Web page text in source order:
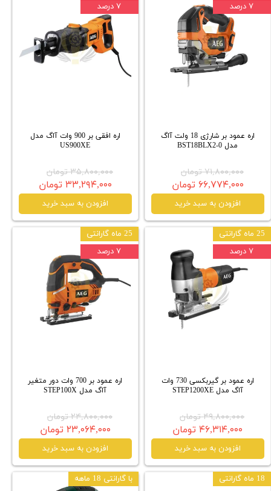
اره عمود بر شارژی 18 ولت آاگ
مدل BST18BLX2-0
۷۱,۸۰۰,۰۰۰ تومان
۶۶,۷۷۴,۰۰۰ تومان
افزودن به سبد خرید
۷ درصد
اره افقی بر 900 وات آاگ مدل
US900XE
۳۵,۸۰۰,۰۰۰ تومان
۳۳,۲۹۴,۰۰۰ تومان
افزودن به سبد خرید
۷ درصد
اره عمود بر گیربکسی 730 وات
آاگ مدل STEP1200XE
۴۹,۸۰۰,۰۰۰ تومان
۴۶,۳۱۴,۰۰۰ تومان
افزودن به سبد خرید
25 ماه گارانتی
۷ درصد
اره عمود بر 700 وات دور متغیر
آاگ مدل STEP100X
۲۴,۸۰۰,۰۰۰ تومان
۲۳,۰۶۴,۰۰۰ تومان
افزودن به سبد خرید
25 ماه گارانتی
۷ درصد
18 ماه گارانتی با گارانتی 18 ماهه